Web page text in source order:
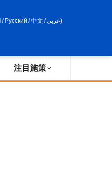
/ Русский /中文 /عربي)
注目施策